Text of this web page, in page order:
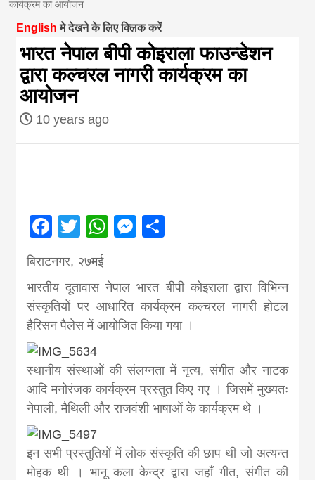
magazine of
Nepal brings
news in hindi
news,
khabar
कार्यक्रम का आयोजन
English मे देखने के लिए क्लिक करें
भारत नेपाल बीपी कोइराला फाउन्डेशन
द्वारा कल्चरल नागरी कार्यक्रम का
आयोजन
10 years ago
Facebook
Twitter
WhatsApp
Messenger
बिराटनगर, २७मई
भारतीय दूतावास नेपाल भारत बीपी कोइराला द्वारा विभिन्न
संस्कृतियों पर आधारित कार्यक्रम कल्चरल नागरी होटल
हैरिसन पैलेस में आयोजित किया गया ।
स्थानीय संस्थाओं की संलग्नता में नृत्य, संगीत और नाटक
आदि मनोरंजक कार्यक्रम प्रस्तुत किए गए । जिसमें मुख्यतः
नेपाली, मैथिली और राजवंशी भाषाओं के कार्यक्रम थे ।
इन सभी प्रस्तुतियों में लोक संस्कृति की छाप थी जो अत्यन्त
मोहक थी । भानू कला केन्द्र द्वारा जहाँ गीत, संगीत की